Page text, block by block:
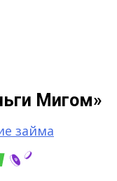
Мигом»
займа